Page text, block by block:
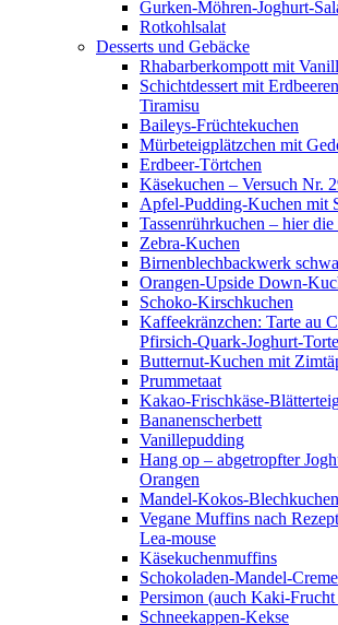
Gurken-Möhren-Joghurt-
Rotkohlsalat
Desserts und Gebäcke
Rhabarberkompott mit
Schichtdessert mit
Tiramisu
Baileys-Früchtekuchen
Mürbeteigplätzchen mit
Erdbeer-Törtchen
Käsekuchen – Versuch Nr.
Apfel-Pudding-Kuchen mit
Tassenrührkuchen – hier
Zebra-Kuchen
Birnenblechbackwerk
Orangen-Upside Down-
Schoko-Kirschkuchen
Kaffeekränzchen: Tarte au
Pfirsich-Quark-Joghurt-Torte
Butternut-Kuchen mit
Prummetaat
Kakao-Frischkäse-
Bananenscherbett
Vanillepudding
Hang op – abgetropfter
Orangen
Mandel-Kokos-Blechkuchen
Vegane Muffins nach
Lea-mouse
Käsekuchenmuffins
Schokoladen-Mandel-Creme
Persimon (auch Kaki-Frucht
Schneekappen-Kekse